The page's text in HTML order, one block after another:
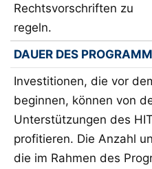
Rechtsvorschriften zu
regeln.
DAUER DES
Investitionen, die vor
beginnen, können von
Unterstützungen des
profitieren. Die Anzahl
die im Rahmen des